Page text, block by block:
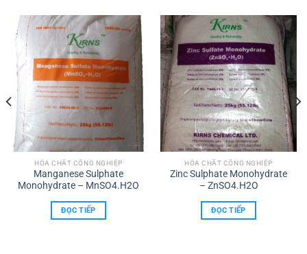
HÓA CHẤT CÔNG NGHIỆP
Manganese Sulphate
Monohydrate – MnSO4.H2O
ĐỌC TIẾP
HÓA CHẤT CÔNG NGHIỆP
Zinc Sulphate Monohydrate
– ZnSO4.H2O
ĐỌC TIẾP